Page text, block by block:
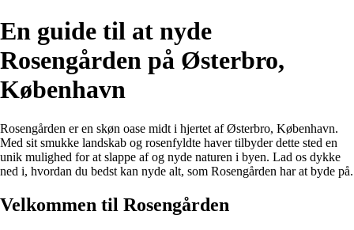
En guide til at nyde
Rosengården på Østerbro,
København
Rosengården er en skøn oase midt i hjertet af Østerbro, København.
Med sit smukke landskab og rosenfyldte haver tilbyder dette sted en
unik mulighed for at slappe af og nyde naturen i byen. Lad os dykke
ned i, hvordan du bedst kan nyde alt, som Rosengården har at byde på.
Velkommen til Rosengården